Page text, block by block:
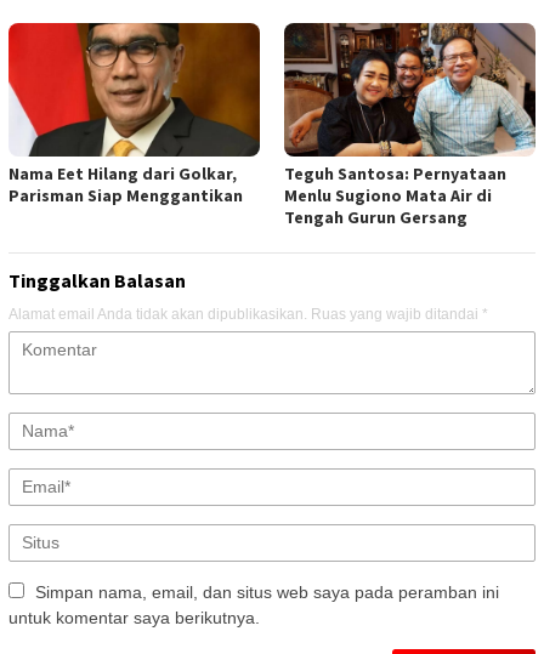
Nama Eet Hilang dari Golkar,
Parisman Siap Menggantikan
Teguh Santosa: Pernyataan
Menlu Sugiono Mata Air di
Tengah Gurun Gersang
Tinggalkan Balasan
Alamat email Anda tidak akan dipublikasikan. Ruas yang wajib ditandai *
Simpan nama, email, dan situs web saya pada peramban ini
untuk komentar saya berikutnya.